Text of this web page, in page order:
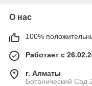
О нас
100%
Работает с
г. Алматы
Ботанический Сад